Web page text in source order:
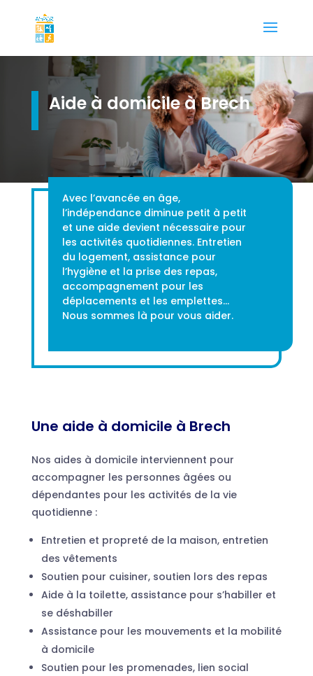
Aide à domicile à Brech
Avec l’avancée en âge,
l’indépendance diminue petit à petit
et une aide devient nécessaire pour
les activités quotidiennes. Entretien
du logement, assistance pour
l’hygiène et la prise des repas,
accompagnement pour les
déplacements et les emplettes…
Nous sommes là pour vous aider.
Une aide à domicile à Brech
Nos aides à domicile interviennent pour
accompagner les personnes âgées ou
dépendantes pour les activités de la vie
quotidienne :
Entretien et propreté de la maison, entretien
des vêtements
Soutien pour cuisiner, soutien lors des repas
Aide à la toilette, assistance pour s’habiller et
se déshabiller
Assistance pour les mouvements et la mobilité
à domicile
Soutien pour les promenades, lien social